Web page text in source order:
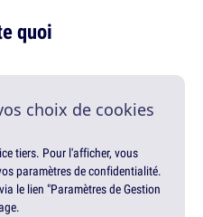
quoi
choix de cookies
tiers. Pour l'afficher, vous
paramètres de confidentialité.
le lien "Paramètres de Gestion